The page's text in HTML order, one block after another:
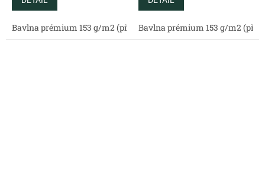
Bavlna prémium 153 g/m2 (přírodní) Bavlněný satén 130 g/
Bavlna prémium 153 g/m2